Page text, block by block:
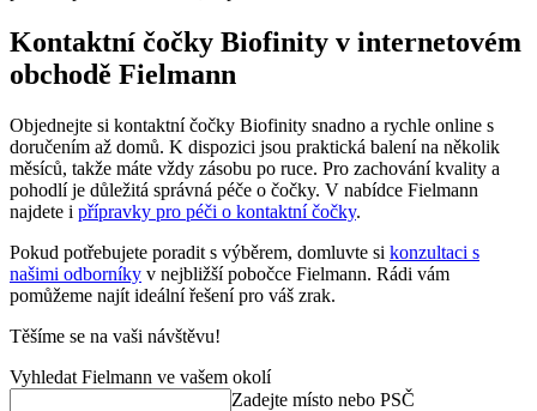
Kontaktní čočky Biofinity v internetovém
obchodě Fielmann
Objednejte si kontaktní čočky Biofinity snadno a rychle online s
doručením až domů. K dispozici jsou praktická balení na několik
měsíců, takže máte vždy zásobu po ruce. Pro zachování kvality a
pohodlí je důležitá správná péče o čočky. V nabídce Fielmann
najdete i přípravky pro péči o kontaktní čočky.
Pokud potřebujete poradit s výběrem, domluvte si konzultaci s
našimi odborníky v nejbližší pobočce Fielmann. Rádi vám
pomůžeme najít ideální řešení pro váš zrak.
Těšíme se na vaši návštěvu!
Vyhledat Fielmann ve vašem okolí
Zadejte místo nebo PSČ